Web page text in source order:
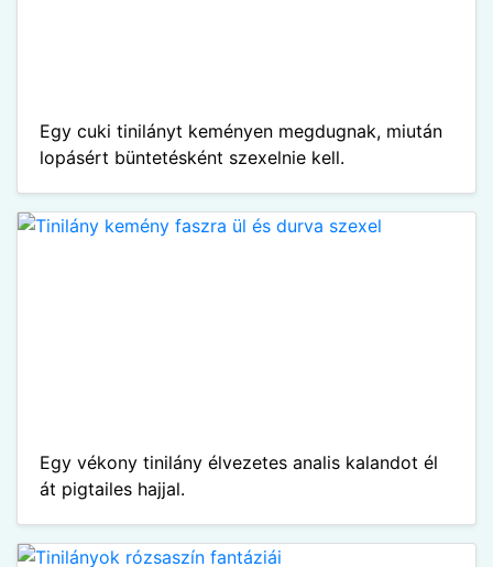
Egy cuki tinilányt keményen megdugnak, miután
lopásért büntetésként szexelnie kell.
Egy vékony tinilány élvezetes analis kalandot él
át pigtailes hajjal.